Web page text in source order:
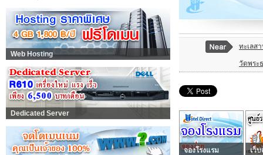
Web Hosting
Dedicated Server
ทะเลส
วัดพระ
จองโรงแรม เว็บ